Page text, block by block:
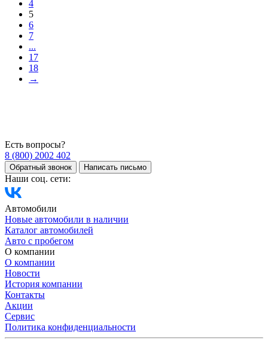
4
5
6
7
...
17
18
→
Есть вопросы?
8 (800) 2002 402
Обратный звонок Написать письмо
Наши соц. сети:
Автомобили
Новые автомобили в наличии
Каталог автомобилей
Авто с пробегом
О компании
О компании
Новости
История компании
Контакты
Акции
Сервис
Политика конфиденциальности